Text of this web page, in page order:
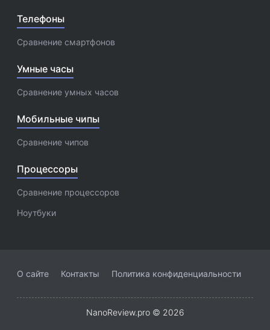
Телефоны
Сравнение смартфонов
Умные часы
Сравнение умных часов
Мобильные чипы
Сравнение чипов
Процессоры
Сравнение процессоров
Ноутбуки
О сайте Контакты Политика конфиденциальности
NanoReview.pro © 2026